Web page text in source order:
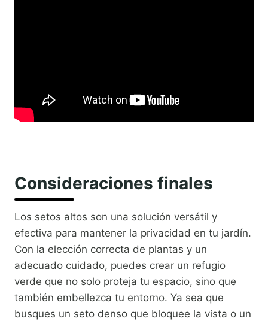
Consideraciones finales
Los setos altos son una solución versátil y
efectiva para mantener la privacidad en tu jardín.
Con la elección correcta de plantas y un
adecuado cuidado, puedes crear un refugio
verde que no solo proteja tu espacio, sino que
también embellezca tu entorno. Ya sea que
busques un seto denso que bloquee la vista o un